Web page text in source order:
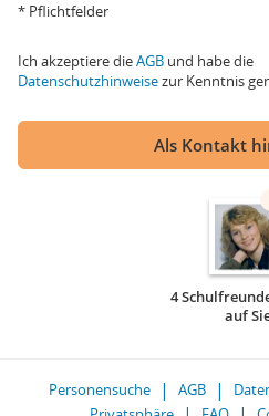
* Pflichtfelder
Ich akzeptiere dieAGB und habe die
Datenschutzhinweisezur Kenntnis
Als Kontakt
4
auf
Personensuche AGB